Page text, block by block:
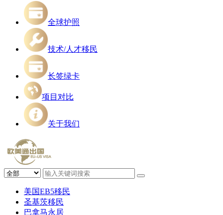
全球护照
技术/人才移民
长签绿卡
项目对比
关于我们
美国EB5移民
圣基茨移民
巴拿马永居